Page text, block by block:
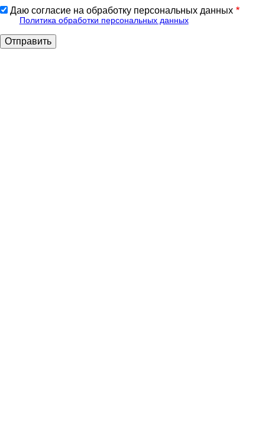
Даю согласие на обработку персональных данных
Политика обработки персональных данных